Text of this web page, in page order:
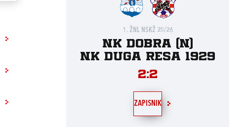
1. ŽNL NSKŽ 25/26
NK Dobra (N)
NK Duga Resa 1929
2:2
ZAPISNIK